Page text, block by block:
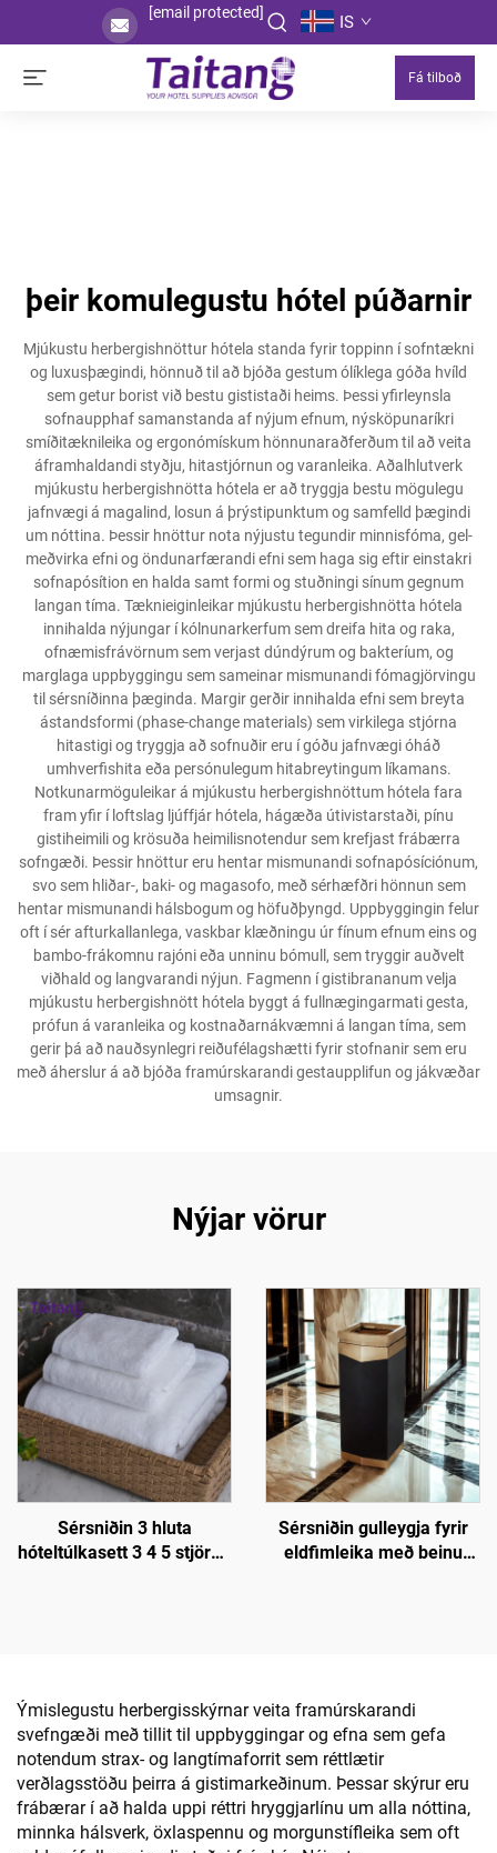
[email protected] IS
Fá tilboð
þeir komulegustu hótel púðarnir
Mjúkustu herbergishnöttur hótela standa fyrir toppinn í sofntækni
og luxusþægindi, hönnuð til að bjóða gestum ólíklega góða hvíld
sem getur borist við bestu gististaði heims. Þessi yfirleynsla
sofnaupphaf samanstanda af nýjum efnum, nýsköpunaríkri
smíðitæknileika og ergonómískum hönnunaraðferðum til að veita
áframhaldandi styðju, hitastjórnun og varanleika. Aðalhlutverk
mjúkustu herbergishnötta hótela er að tryggja bestu mögulegu
jafnvægi á magalind, losun á þrýstipunktum og samfelld þægindi
um nóttina. Þessir hnöttur nota nýjustu tegundir minnisfóma, gel-
meðvirka efni og öndunarfærandi efni sem haga sig eftir einstakri
sofnapósítion en halda samt formi og stuðningi sínum gegnum
langan tíma. Tæknieiginleikar mjúkustu herbergishnötta hótela
innihalda nýjungar í kólnunarkerfum sem dreifa hita og raka,
ofnæmisfrávörnum sem verjast dúndýrum og bakteríum, og
marglaga uppbyggingu sem sameinar mismunandi fómagjörvingu
til sérsníðinna þæginda. Margir gerðir innihalda efni sem breyta
ástandsformi (phase-change materials) sem virkilega stjórna
hitastigi og tryggja að sofnuðir eru í góðu jafnvægi óháð
umhverfishita eða persónulegum hitabreytingum líkamans.
Notkunarmöguleikar á mjúkustu herbergishnöttum hótela fara
fram yfir í loftslag ljúffjár hótela, hágæða útivistarstaði, pínu
gistiheimili og krösuða heimilisnotendur sem krefjast frábærra
sofngæði. Þessir hnöttur eru hentar mismunandi sofnapósíciónum,
svo sem hliðar-, baki- og magasofo, með sérhæfðri hönnun sem
hentar mismunandi hálsbogum og höfuðþyngd. Uppbyggingin felur
oft í sér afturkallanlega, vaskbar klæðningu úr fínum efnum eins og
bambo-frákomnu rajóni eða unninu bómull, sem tryggir auðvelt
viðhald og langvarandi nýjun. Fagmenn í gistibrananum velja
mjúkustu herbergishnött hótela byggt á fullnægingarmati gesta,
prófun á varanleika og kostnaðarnákvæmni á langan tíma, sem
gerir þá að nauðsynlegri reiðufélagshætti fyrir stofnanir sem eru
með áherslur á að bjóða framúrskarandi gestaupplifun og jákvæðar
umsagnir.
Nýjar vörur
Sérsniðin 3 hluta
hóteltúlkasett 3 4 5 stjörnu
Sérsniðin gulleygja fyrir
eldfimleika með beinu
Ýmislegustu herbergisskýrnar veita framúrskarandi
svefngæði með tillit til uppbyggingar og efna sem gefa
notendum strax- og langtímaforrit sem réttlætir
verðlagsstöðu þeirra á gistimarkeðinum. Þessar skýrur eru
frábærar í að halda uppi réttri hryggjarlínu um alla nóttina,
minnka hálsverk, öxlaspennu og morgunstífleika sem oft